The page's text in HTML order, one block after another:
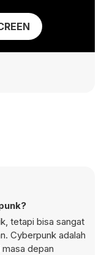
tetapi bisa sangat
Cyberpunk adalah
depan